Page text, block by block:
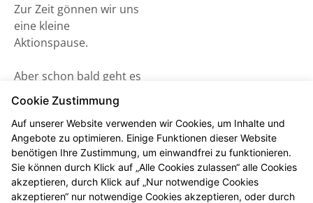
Zur Zeit gönnen wir uns
eine kleine
Aktionspause.
Aber schon bald geht es
wieder los! Schauen Sie
gerne ab dem 02. Juni
2026 vorbei und
entdecken Sie neue
Aktionsprodukte und
das nächste
Gewinnspiel.
Cookie Zustimmung
Auf unserer Website verwenden wir Cookies, um Inhalte und
Angebote zu optimieren. Einige Funktionen dieser Website
benötigen Ihre Zustimmung, um einwandfrei zu funktionieren.
Sie können durch Klick auf „Alle Cookies zulassen“ alle Cookies
akzeptieren, durch Klick auf „Nur notwendige Cookies
akzeptieren“ nur notwendige Cookies akzeptieren, oder durch